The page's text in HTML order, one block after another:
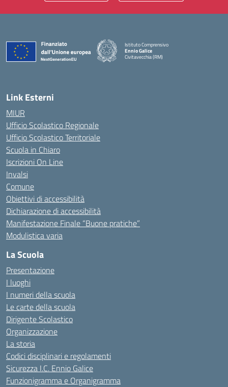
Istituto Comprensivo
Ennio Galice
Civitavecchia (RM)
Link Esterni
MIUR
Ufficio Scolastico Regionale
Ufficio Scolastico Territoriale
Scuola in Chiaro
Iscrizioni On Line
Invalsi
Comune
Obiettivi di accessibilità
Dichiarazione di accessibilità
Manifestazione Finale “Buone pratiche”
Modulistica varia
La Scuola
Presentazione
I luoghi
I numeri della scuola
Le carte della scuola
Dirigente Scolastico
Organizzazione
La storia
Codici disciplinari e regolamenti
Sicurezza I.C. Ennio Galice
Funzionigramma e Organigramma